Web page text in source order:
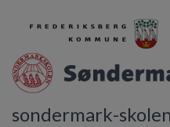
sondermark-skolen